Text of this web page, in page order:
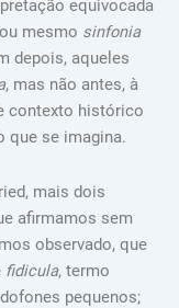
equivocada
mesmo sinfonia
depois, aqueles
, mas não antes, à
contexto histórico
que se imagina.
mais dois
afirmamos sem
observado, que
fidicula, termo
pequenos;